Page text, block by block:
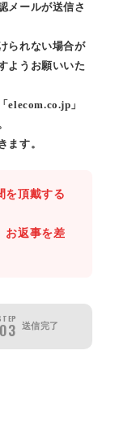
メールが送信さ
られない場合が
ようお願いいた
elecom.co.jp」
ます。
を頂戴する
お返事を差
03 送信完了